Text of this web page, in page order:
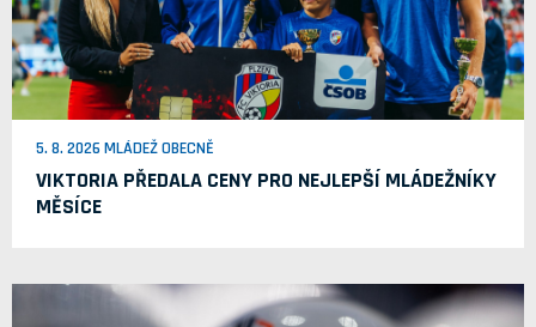
5. 8. 2026 MLÁDEŽ OBECNĚ
VIKTORIA PŘEDALA CENY PRO NEJLEPŠÍ MLÁDEŽNÍKY
MĚSÍCE